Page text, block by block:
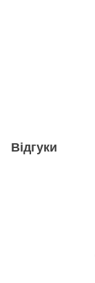
Відгуки